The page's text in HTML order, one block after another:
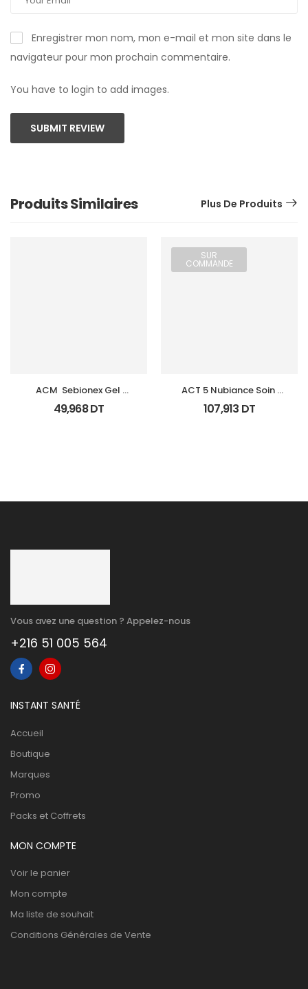
Enregistrer mon nom, mon e-mail et mon site dans le
navigateur pour mon prochain commentaire.
You have to login to add images.
SUBMIT REVIEW
Produits Similaires Plus De Produits
ACM  Sebionex Gel
Nettoyant Purifiant Fl
200Ml
49,968DT
SUR
COMMANDE
ACT 5 Nubiance Soin
Anti Imperfections 30Ml
107,913 DT
Vous avez une question ? Appelez-nous
+216 51 005 564
INSTANT SANTÉ
Accueil
Boutique
Marques
Promo
Packs et Coffrets
MON COMPTE
Voir le panier
Mon compte
Ma liste de souhait
Conditions Générales de Vente